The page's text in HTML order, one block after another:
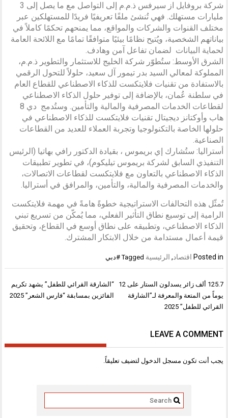
شركة بروفايل از سيرفس ذ.م.م إلى التواصل مع ما يصل إلى 3
مليارات مستهلك. فهي تُنشئ ملفًا تعريفيًا فريدًا للمستهلكين عبر
مختلف القنوات والشركات والمواقع، مما يمنحهم تحكمًا كاملاً في
بياناتهم الشخصية، ويُتيح نظامًا بيئيًا متوافقًا تمامًا مع اللائحة العامة
لحماية البيانات لضمان تفاعل آمن وهادف.
الشرق الأوسط: ستُطوّر شركة الخليج للاستثمار والتطوير ذ.م.م،
المملوكة لمعالي السيد بدر تيمور آل سعيد، حلولاً للتحول الرقمي
بالاستفادة من تقنيات فلايتكست للذكاء الاصطناعي للقطاع العام
في سلطنة عُمان، بالإضافة إلى توفير حلول الذكاء الاصطناعي
لقطاعات الخدمات المصرفية والمالية والتأمين. وستُدمج دي 8
هاب وأوكتانز ديجيتال تقنيات فلايتكست للذكاء الاصطناعي في
حلولها الخاصة بالتكنولوجيا وتجربة العملاء للعديد من القطاعات
الصناعية.
أستراليا: ستُشارك إي بريموس ، بقيادة الدكتور رافي بهاتيا (الرئيس
التنفيذي السابق لشركة بريموس تيليكوم)، في تطوير تطبيقات
الذكاء الاصطناعي بالتعاون مع فلايتكست لقطاعات الاتصالات،
والخدمات المصرفية والمالية، والتأمين، والمرافق في أستراليا.
تُمثّل هذه التحالفات الاستراتيجية خطوةً هامةً في مهمة فلايتكست
الرامية إلى توسيع نطاق التأثير الفعلي، مما يُمكّن من تسريع تبني
الذكاء الاصطناعي، وتطبيقه على نطاق أوسع في القطاع، وتحقيق
قيمة أعمال مستدامة من خلال الابتكار المشترك.
Posted in اقتصاد, الرئيسية Tagged #دبي
تصفّح
المقالات
“الشارقة القرائي للطفل” يشهد تكريم
الفائزين بمسابقة “فارس الشعر” 2025
125.7 ألف زائر يسدلون الستار على 12
يوماً من المتعة والمعرفة لـ”الشارقة
القرائي للطفل” 2025
LEAVE A COMMENT
يجب أنت تكون مسجل الدخول لتضيف تعليقاً.